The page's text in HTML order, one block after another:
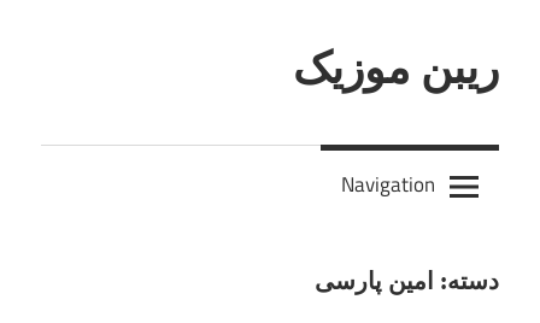
content
ریبن موزیک
mp3
جدید
Navigation
دسته: امین پارسی